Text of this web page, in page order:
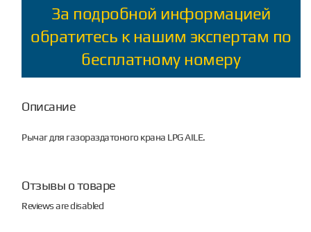
За подробной информацией
обратитесь к нашим экспертам по
бесплатному номеру
Описание
Рычаг для газораздатоного крана LPG AILE.
Отзывы о товаре
Reviews are disabled